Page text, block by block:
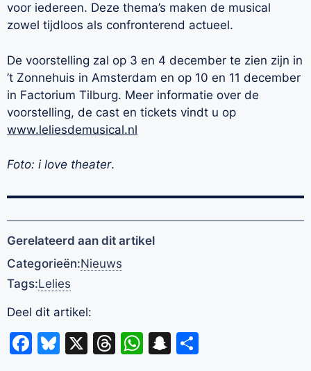
voor iedereen. Deze thema’s maken de musical
zowel tijdloos als confronterend actueel.
De voorstelling zal op 3 en 4 december te zien zijn in
’t Zonnehuis in Amsterdam en op 10 en 11 december
in Factorium Tilburg. Meer informatie over de
voorstelling, de cast en tickets vindt u op
www.leliesdemusical.nl
Foto: i love theater.
Gerelateerd aan dit artikel
Categorieën:Nieuws
Tags:Lelies
Deel dit artikel:
Facebook
Bluesky
X Threads
WhatsApp
Snapchat